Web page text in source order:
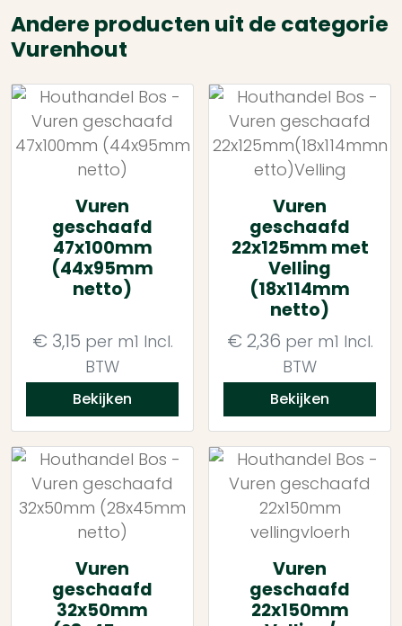
Andere producten uit de categorie
Vurenhout
Vuren
geschaafd
47x100mm
(44x95mm
netto)
€ 3,15 per m1 Incl.
BTW
Bekijken
Vuren
geschaafd
22x125mm met
Velling
(18x114mm
netto)
€ 2,36 per m1 Incl.
BTW
Bekijken
Vuren
geschaafd
32x50mm
Vuren
geschaafd
22x150mm